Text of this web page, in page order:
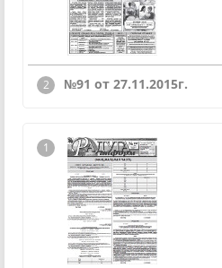
№91 от 27.11.2015г.